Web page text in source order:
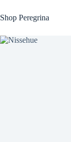
til
indhold
Shop Peregrina